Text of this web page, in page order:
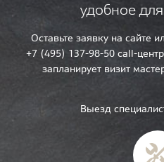
удобное
Оставьте заявку на сайте
+7 (495) 137-98-50 call-
запланирует визит
Выезд